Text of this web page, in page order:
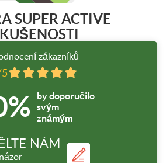
SUPER ACTIVE
zákazníků
by doporučilo
svým
známým
NÁM